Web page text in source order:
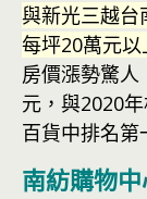
與新光三越台
每坪20萬元
房價漲勢驚人
元，與2020
百貨中排名第
南紡購物